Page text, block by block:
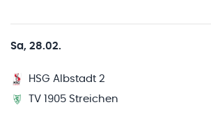
Sa, 28.02.
HSG Albstadt 2
TV 1905 Streichen